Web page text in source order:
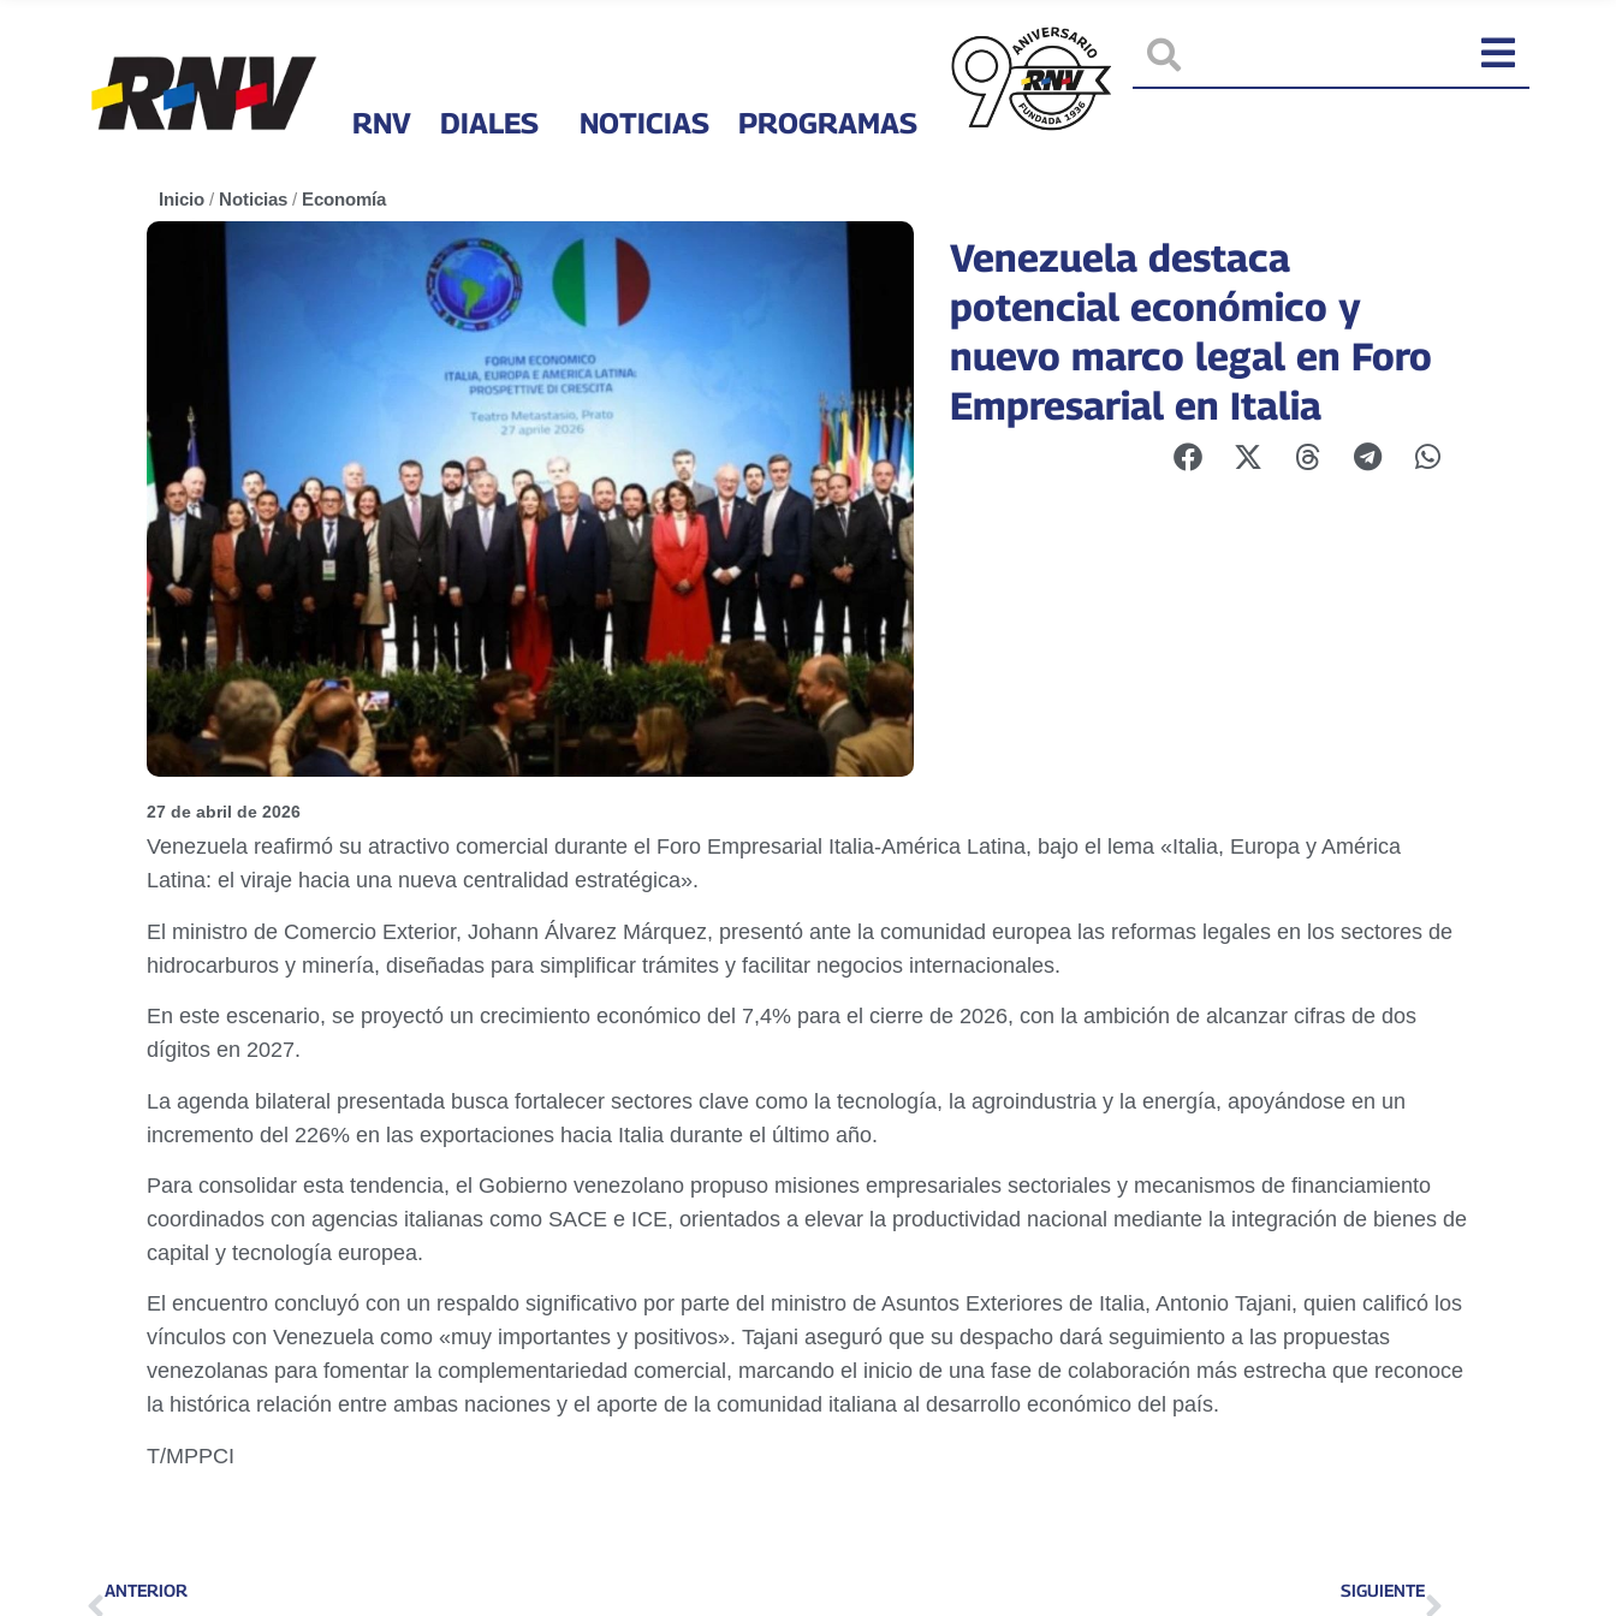
RNV DIALES NOTICIAS PROGRAMAS
Inicio / Noticias / Economía
Venezuela destaca
potencial económico y
nuevo marco legal en Foro
Empresarial en Italia
27 de abril de 2026
Venezuela reafirmó su atractivo comercial durante el Foro Empresarial Italia-América Latina, bajo el lema «Italia, Europa y América
Latina: el viraje hacia una nueva centralidad estratégica».
El ministro de Comercio Exterior, Johann Álvarez Márquez, presentó ante la comunidad europea las reformas legales en los sectores de
hidrocarburos y minería, diseñadas para simplificar trámites y facilitar negocios internacionales.
En este escenario, se proyectó un crecimiento económico del 7,4% para el cierre de 2026, con la ambición de alcanzar cifras de dos
dígitos en 2027.
La agenda bilateral presentada busca fortalecer sectores clave como la tecnología, la agroindustria y la energía, apoyándose en un
incremento del 226% en las exportaciones hacia Italia durante el último año.
Para consolidar esta tendencia, el Gobierno venezolano propuso misiones empresariales sectoriales y mecanismos de financiamiento
coordinados con agencias italianas como SACE e ICE, orientados a elevar la productividad nacional mediante la integración de bienes de
capital y tecnología europea.
El encuentro concluyó con un respaldo significativo por parte del ministro de Asuntos Exteriores de Italia, Antonio Tajani, quien calificó los
vínculos con Venezuela como «muy importantes y positivos». Tajani aseguró que su despacho dará seguimiento a las propuestas
venezolanas para fomentar la complementariedad comercial, marcando el inicio de una fase de colaboración más estrecha que reconoce
la histórica relación entre ambas naciones y el aporte de la comunidad italiana al desarrollo económico del país.
T/MPPCI
ANTERIOR SIGUIENTE